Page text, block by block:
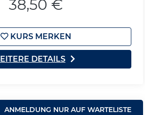
38,50 €
KURS MERKEN
DETAILS
ANMELDUNG NUR AUF WARTELISTE